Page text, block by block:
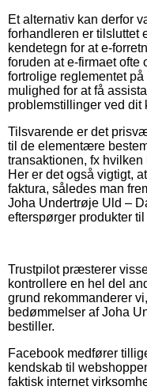
Et alternativ kan derfor
forhandleren er
kendetegn for at e-
foruden at e-firmaet ofte
fortrolige reglementet
mulighed for at få
problemstillinger ved dit
Tilsvarende er det
til de elementære
transaktionen, fx
Her er det også vigtigt,
faktura, således man
Joha Undertrøje Uld –
efterspørger produkter
Trustpilot præsterer
kontrollere en hel del
grund rekommanderer
bedømmelser af Joha
bestiller.
Facebook medfører
kendskab til
faktisk internet